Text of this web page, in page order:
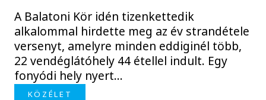
A Balatoni Kör idén tizenkettedik
alkalommal hirdette meg az év strandétele
versenyt, amelyre minden eddiginél több,
22 vendéglátóhely 44 étellel indult. Egy
fonyódi hely nyert...
KÖZÉLET